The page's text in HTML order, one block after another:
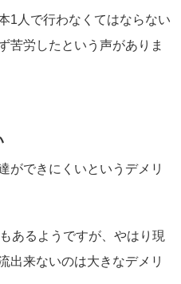
1人で行わなくてはならない
苦労したという声がありま
ができにくいというデメリ
あるようですが、やはり現
出来ないのは大きなデメリ